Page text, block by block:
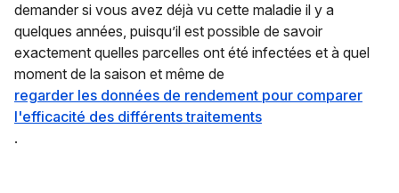
demander si vous avez déjà vu cette maladie il y a
quelques années, puisqu’il est possible de savoir
exactement quelles parcelles ont été infectées et à quel
moment de la saison et même de
regarder les données de rendement pour comparer
l'efficacité des différents traitements
.